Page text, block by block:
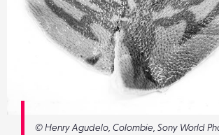
© Henry Agudelo, Colombie, Sony World